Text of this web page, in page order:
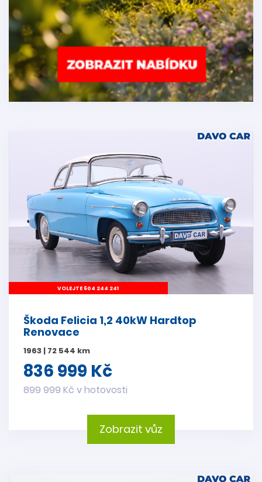
VOLEJTE 604 244 241
Škoda Felicia 1,2 40kW Hardtop
Renovace
1963 | 72 544 km
836 999 Kč
899 999 Kč v hotovosti
Zobrazit vůz